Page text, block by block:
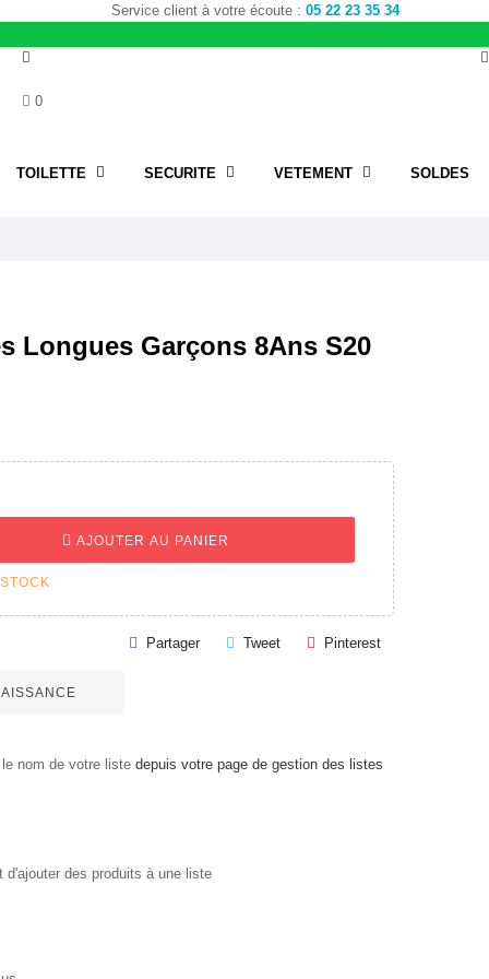
Service client à votre écoute : 05 22 23 35 34
0
TOILETTE SECURITE VETEMENT SOLDES
Longues Garçons 8Ans S20
AJOUTER AU PANIER
Partager Tweet Pinterest
nom de votre liste depuis votre page de gestion des listes
des produits à une liste